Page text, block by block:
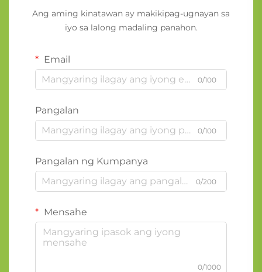
Ang aming kinatawan ay makikipag-ugnayan sa
iyo sa lalong madaling panahon.
Email
0/100
Pangalan
0/100
Pangalan ng Kumpanya
0/200
Mensahe
0/1000